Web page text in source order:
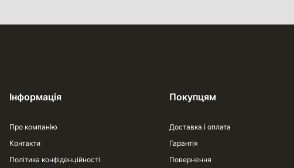
Інформація
Про компанію
Контакти
Політика конфіденційності
Покупцям
Доставка і оплата
Гарантія
Повернення